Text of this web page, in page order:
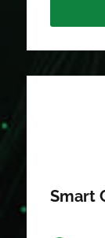
Smart